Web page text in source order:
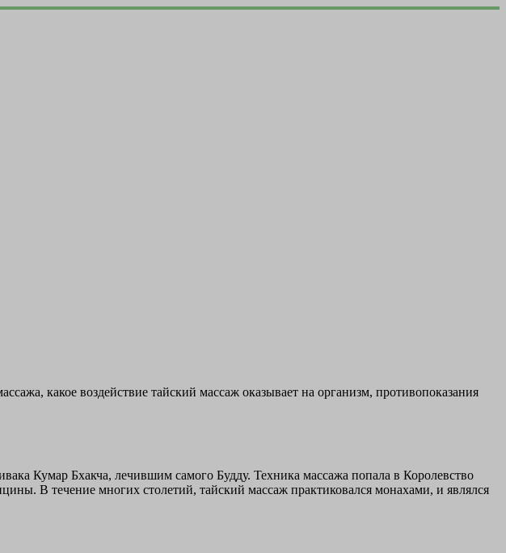
какое воздействие тайский массаж оказывает на организм, противопоказания
Кумар Бхакча, лечившим самого Будду. Техника массажа попала в Королевство
В течение многих столетий, тайский массаж практиковался монахами, и являлся